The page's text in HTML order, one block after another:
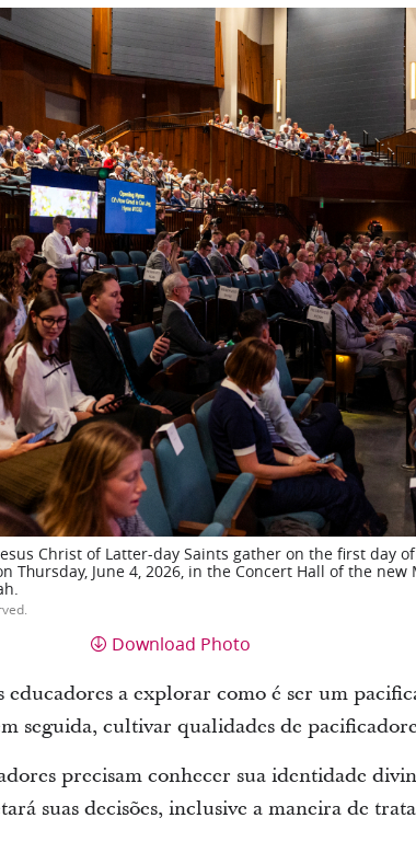
Christ of Latter-day Saints gather on the first day
Thursday, June 4, 2026, in the Concert Hall of the
Download Photo
a explorar como é ser um
seguida, cultivar qualidades de
precisam conhecer sua identidade
suas decisões, inclusive a maneira de